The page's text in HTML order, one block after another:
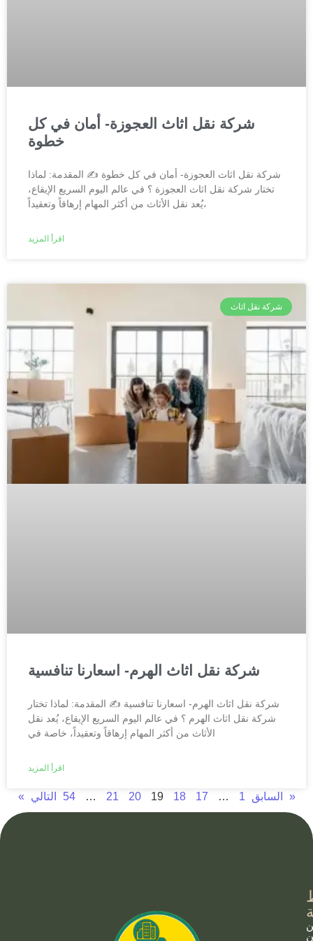
شركة نقل اثاث العجوزة- أمان في كل
خطوة
شركة نقل اثاث العجوزة- أمان في كل خطوة ✍️ المقدمة: لماذا
تختار شركة نقل اثاث العجوزة ؟ في عالم اليوم السريع الإيقاع،
يُعد نقل الأثاث من أكثر المهام إرهاقاً وتعقيداً،
اقرأ المزيد
شركة نقل اثاث
شركة نقل اثاث الهرم- اسعارنا تنافسية
شركة نقل اثاث الهرم- اسعارنا تنافسية ✍️ المقدمة: لماذا تختار
شركة نقل اثاث الهرم ؟ في عالم اليوم السريع الإيقاع، يُعد نقل
الأثاث من أكثر المهام إرهاقاً وتعقيداً، خاصة في
اقرأ المزيد
« السابق 1
…
17
18
19
20
21
…
54 التالي »